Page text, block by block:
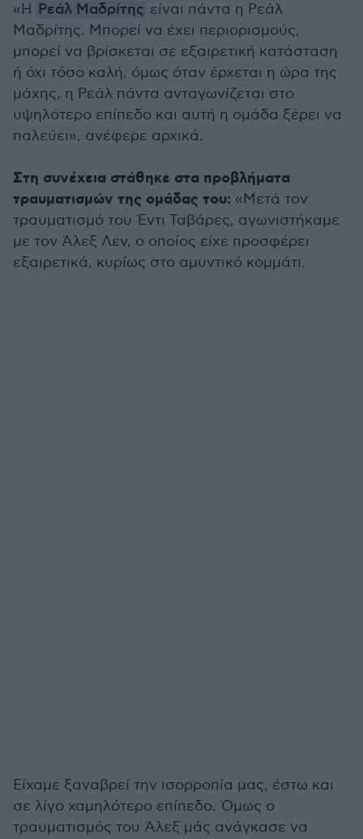
«Η Ρεάλ Μαδρίτης είναι πάντα η Ρεάλ
Μαδρίτης. Μπορεί να έχει περιορισμούς,
μπορεί να βρίσκεται σε εξαιρετική κατάσταση
ή όχι τόσο καλή, όμως όταν έρχεται η ώρα της
μάχης, η Ρεάλ πάντα ανταγωνίζεται στο
υψηλότερο επίπεδο και αυτή η ομάδα ξέρει να
παλεύει», ανέφερε αρχικά.
Στη συνέχεια στάθηκε στα προβλήματα
τραυματισμών της ομάδας του: «Μετά τον
τραυματισμό του Έντι Ταβάρες, αγωνιστήκαμε
με τον Άλεξ Λεν, ο οποίος είχε προσφέρει
εξαιρετικά, κυρίως στο αμυντικό κομμάτι.
Είχαμε ξαναβρεί την ισορροπία μας, έστω και
σε λίγο χαμηλότερο επίπεδο. Όμως ο
τραυματισμός του Άλεξ μάς ανάγκασε να